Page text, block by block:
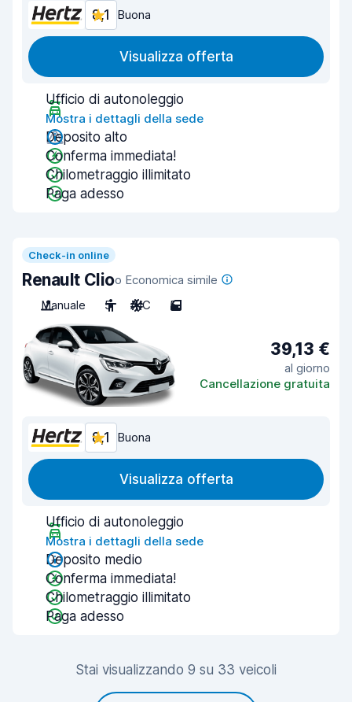
8,1 Buona
Visualizza offerta
Ufficio di autonoleggio
Mostra i dettagli della sede
Deposito alto
Conferma immediata!
Chilometraggio illimitato
Paga adesso
Check-in online
Renault Clioo Economica simile
Manuale
5 A/C 5
39,13 €
al giorno
Cancellazione gratuita
8,1 Buona
Visualizza offerta
Ufficio di autonoleggio
Mostra i dettagli della sede
Deposito medio
Conferma immediata!
Chilometraggio illimitato
Paga adesso
Stai visualizzando 9 su 33 veicoli